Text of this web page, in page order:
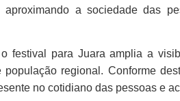
a sociedade das
festival para Juara amplia a
regional. Conforme
no cotidiano das pessoas e